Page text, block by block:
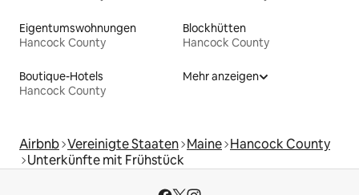
Eigentumswohnungen
Hancock County
Blockhütten
Hancock County
Boutique-Hotels
Hancock County
Mehr anzeigen
Airbnb Vereinigte Staaten Maine Hancock County
Unterkünfte mit Frühstück